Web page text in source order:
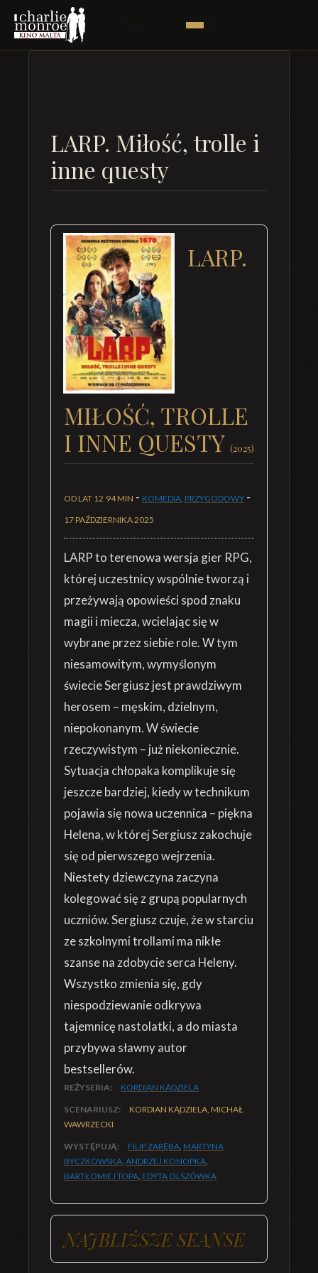
LARP. Miłość, trolle i
inne questy
LARP.
MIŁOŚĆ, TROLLE
I INNE QUESTY (2025)
OD LAT 12 94 MIN - KOMEDIA, PRZYGODOWY -
17 PAŹDZIERNIKA 2025
LARP to terenowa wersja gier RPG,
której uczestnicy wspólnie tworzą i
przeżywają opowieści spod znaku
magii i miecza, wcielając się w
wybrane przez siebie role. W tym
niesamowitym, wymyślonym
świecie Sergiusz jest prawdziwym
herosem – męskim, dzielnym,
niepokonanym. W świecie
rzeczywistym – już niekoniecznie.
Sytuacja chłopaka komplikuje się
jeszcze bardziej, kiedy w technikum
pojawia się nowa uczennica – piękna
Helena, w której Sergiusz zakochuje
się od pierwszego wejrzenia.
Niestety dziewczyna zaczyna
kolegować się z grupą popularnych
uczniów. Sergiusz czuje, że w starciu
ze szkolnymi trollami ma nikłe
szanse na zdobycie serca Heleny.
Wszystko zmienia się, gdy
niespodziewanie odkrywa
tajemnicę nastolatki, a do miasta
przybywa sławny autor
bestsellerów.
REŻYSERIA: KORDIAN KĄDZIELA
SCENARIUSZ:
KORDIAN KĄDZIELA, MICHAŁ
WAWRZECKI
WYSTĘPUJĄ: FILIP ZARĘBA, MARTYNA
BYCZKOWSKA, ANDRZEJ KONOPKA,
BARTŁOMIEJ TOPA, EDYTA OLSZÓWKA
NAJBLIŻSZE SEANSE